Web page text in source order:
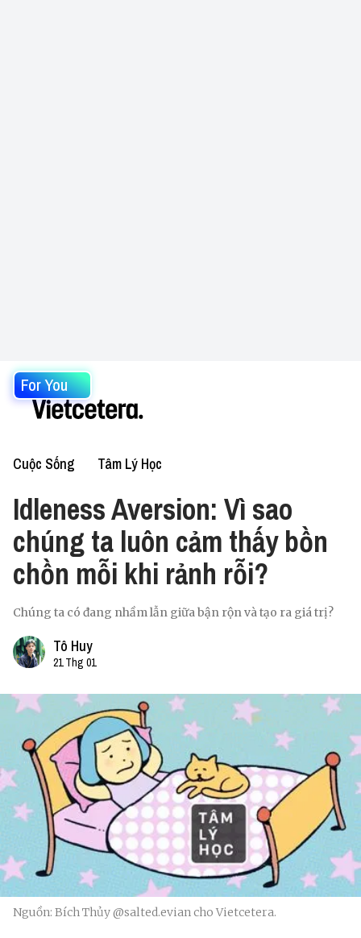
For You
Cuộc Sống Tâm Lý Học
Idleness Aversion: Vì sao
chúng ta luôn cảm thấy bồn
chồn mỗi khi rảnh rỗi?
Chúng ta có đang nhầm lẫn giữa bận rộn và tạo ra giá trị?
Tô Huy
21 Thg 01
Nguồn: Bích Thủy @salted.evian cho Vietcetera.